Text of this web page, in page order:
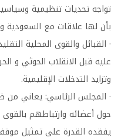
تواجه تحديات تنظيمية
بأن لها علاقات مع السعودية
· القبائل والقوى المحلية
عليه قبل الانقلاب الحوثي و
وتزايد التدخلات الإقليمية.
· المجلس الرئاسي: يعاني
حول أعضائه وارتباطهم
يفقده القدرة على تمثيل